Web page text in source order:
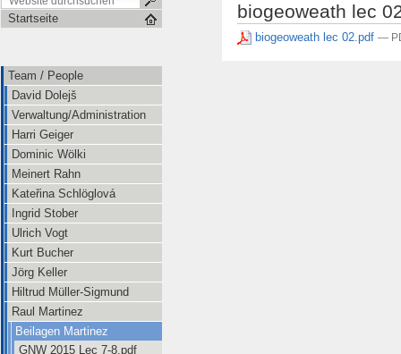
Startseite
Team / People
David Dolejš
Verwaltung/Administration
Harri Geiger
Dominic Wölki
Meinert Rahn
Kateřina Schlöglová
Ingrid Stober
Ulrich Vogt
Kurt Bucher
Jörg Keller
Hiltrud Müller-Sigmund
Raul Martinez
Beilagen Martinez
GNW 2015 Lec 7-8.pdf
biogeoweath lec
biogeoweath lec 02.pdf —